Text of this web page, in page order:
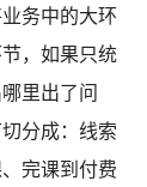
务中的大环
，如果只统
里出了问
分成：线索
完课到付费